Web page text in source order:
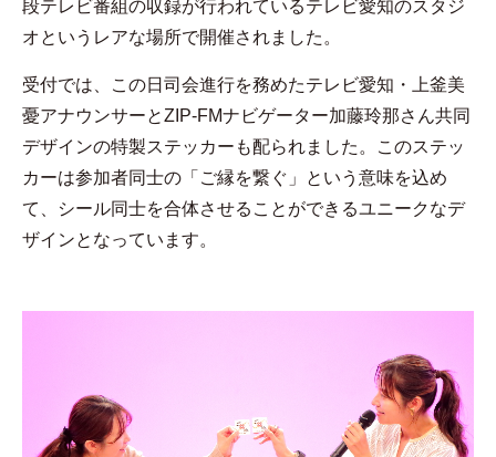
段テレビ番組の収録が行われているテレビ愛知のスタジ
オというレアな場所で開催されました。
受付では、この日司会進行を務めたテレビ愛知・上釜美
憂アナウンサーとZIP-FMナビゲーター加藤玲那さん共同
デザインの特製ステッカーも配られました。このステッ
カーは参加者同士の「ご縁を繋ぐ」という意味を込め
て、シール同士を合体させることができるユニークなデ
ザインとなっています。